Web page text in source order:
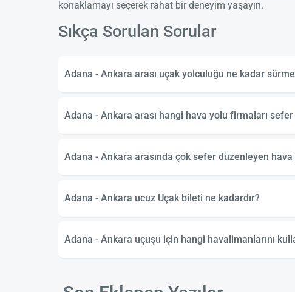
konaklamayı seçerek rahat bir deneyim yaşayın.
Sıkça Sorulan Sorular
Adana - Ankara arası uçak yolculuğu ne kadar
Adana - Ankara arası hangi hava yolu firmaları
Adana - Ankara arasında çok sefer düzenleyen
Adana - Ankara ucuz Uçak bileti ne kadardır?
Adana - Ankara uçuşu için hangi havalimanlarını